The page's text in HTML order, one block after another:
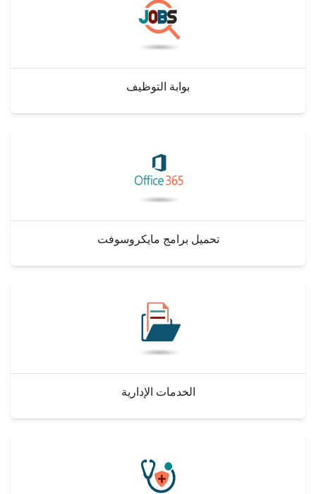
بوابة التوظيف
تحميل برامج مايكروسوفت
الخدمات الإدارية